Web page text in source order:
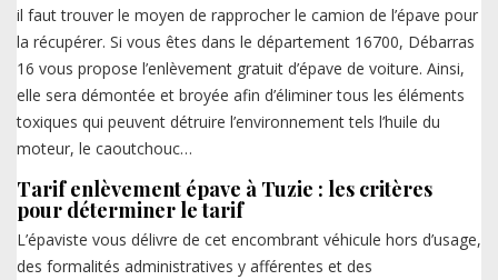
il faut trouver le moyen de rapprocher le camion de l’épave pour
la récupérer. Si vous êtes dans le département 16700, Débarras
16 vous propose l’enlèvement gratuit d’épave de voiture. Ainsi,
elle sera démontée et broyée afin d’éliminer tous les éléments
toxiques qui peuvent détruire l’environnement tels l’huile du
moteur, le caoutchouc…
Tarif enlèvement épave à Tuzie : les critères
pour déterminer le tarif
L’épaviste vous délivre de cet encombrant véhicule hors d’usage,
des formalités administratives y afférentes et des